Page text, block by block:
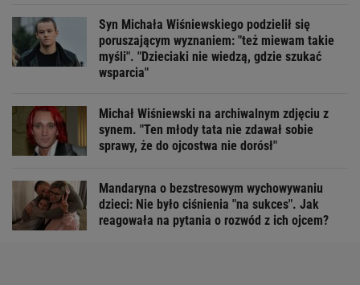
Syn Michała Wiśniewskiego podzielił się
poruszającym wyznaniem: "też miewam takie
myśli". "Dzieciaki nie wiedzą, gdzie szukać
wsparcia"
Michał Wiśniewski na archiwalnym zdjęciu z
synem. "Ten młody tata nie zdawał sobie
sprawy, że do ojcostwa nie dorósł"
Mandaryna o bezstresowym wychowywaniu
dzieci: Nie było ciśnienia "na sukces". Jak
reagowała na pytania o rozwód z ich ojcem?